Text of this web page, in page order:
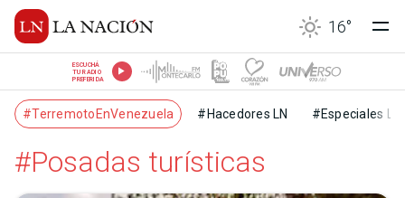
16°
ESCUCHÁ
TU RADIO
PREFERIDA
#TerremotoEnVenezuela #Hacedores LN #Especiales LN
#Posadas turísticas